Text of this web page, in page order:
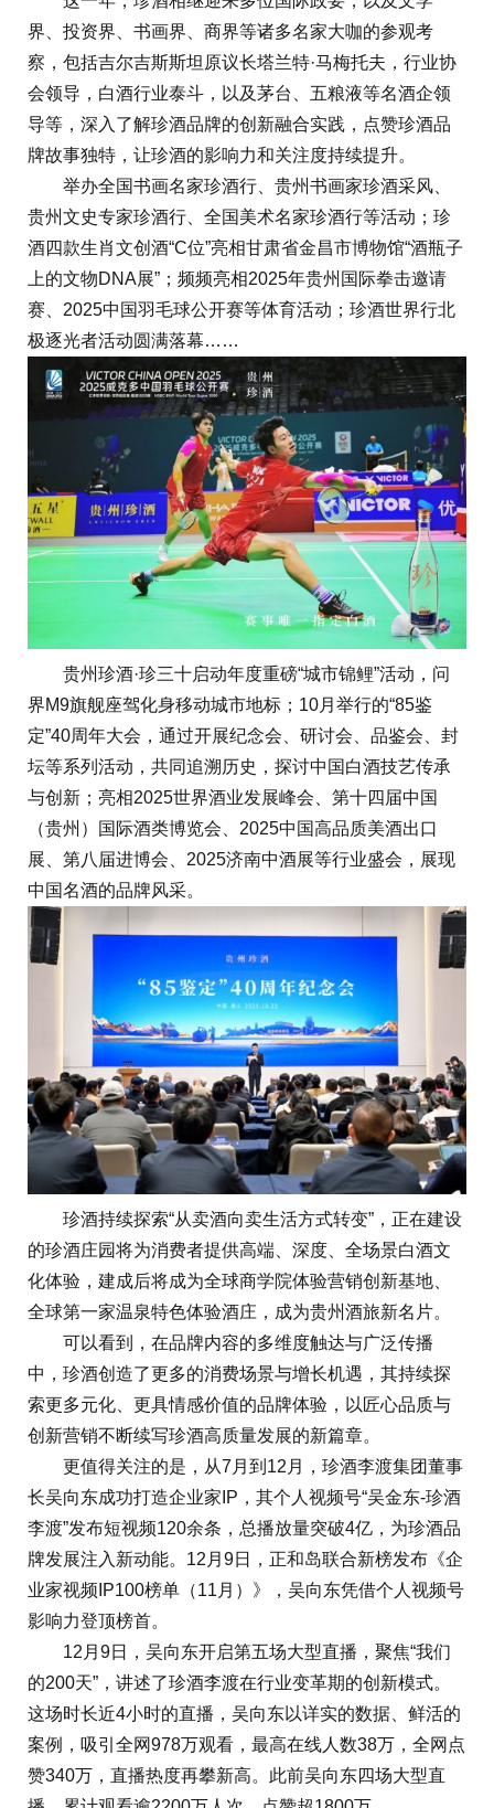
界、投资界、书画界、商界等诸多名家大咖的参观考
察，包括吉尔吉斯斯坦原议长塔兰特·马梅托夫，行业协
会领导，白酒行业泰斗，以及茅台、五粮液等名酒企领
导等，深入了解珍酒品牌的创新融合实践，点赞珍酒品
牌故事独特，让珍酒的影响力和关注度持续提升。
举办全国书画名家珍酒行、贵州书画家珍酒采风、
贵州文史专家珍酒行、全国美术名家珍酒行等活动；珍
酒四款生肖文创酒“C位”亮相甘肃省金昌市博物馆“酒瓶子
上的文物DNA展”；频频亮相2025年贵州国际拳击邀请
赛、2025中国羽毛球公开赛等体育活动；珍酒世界行北
极逐光者活动圆满落幕……
贵州珍酒·珍三十启动年度重磅“城市锦鲤”活动，问
界M9旗舰座驾化身移动城市地标；10月举行的“85鉴
定”40周年大会，通过开展纪念会、研讨会、品鉴会、封
坛等系列活动，共同追溯历史，探讨中国白酒技艺传承
与创新；亮相2025世界酒业发展峰会、第十四届中国
（贵州）国际酒类博览会、2025中国高品质美酒出口
展、第八届进博会、2025济南中酒展等行业盛会，展现
中国名酒的品牌风采。
珍酒持续探索“从卖酒向卖生活方式转变”，正在建设
的珍酒庄园将为消费者提供高端、深度、全场景白酒文
化体验，建成后将成为全球商学院体验营销创新基地、
全球第一家温泉特色体验酒庄，成为贵州酒旅新名片。
可以看到，在品牌内容的多维度触达与广泛传播
中，珍酒创造了更多的消费场景与增长机遇，其持续探
索更多元化、更具情感价值的品牌体验，以匠心品质与
创新营销不断续写珍酒高质量发展的新篇章。
更值得关注的是，从7月到12月，珍酒李渡集团董事
长吴向东成功打造企业家IP，其个人视频号“吴金东-珍酒
李渡”发布短视频120余条，总播放量突破4亿，为珍酒品
牌发展注入新动能。12月9日，正和岛联合新榜发布《企
业家视频IP100榜单（11月）》，吴向东凭借个人视频号
影响力登顶榜首。
12月9日，吴向东开启第五场大型直播，聚焦“我们
的200天”，讲述了珍酒李渡在行业变革期的创新模式。
这场时长近4小时的直播，吴向东以详实的数据、鲜活的
案例，吸引全网978万观看，最高在线人数38万，全网点
赞340万，直播热度再攀新高。此前吴向东四场大型直